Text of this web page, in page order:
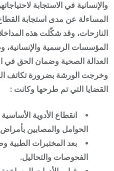
والإنسانية في الاستجابة
المساءلة عن مدى استجابة
النازحات، وقد شكّلت هذه
المؤسسات الرسمية
العدالة الصحية وضمان الحق في
وخرجت الورشة بضرورة تكاتف
القضايا التي تم طرحها وكانت :
انقطاع الأدوية
الحوامل والمصابين
بعد المختبرات
الفحوصات والتحاليل.